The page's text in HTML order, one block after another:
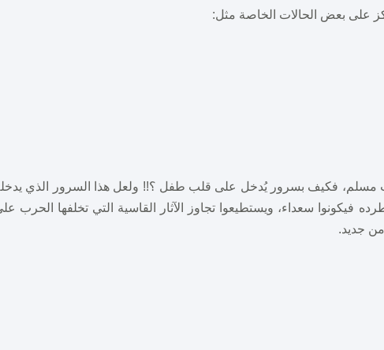
على بعض الحالات الخاصة مثل:
مسلم، فكيف بسرور يُدخل على قلب طفل ؟!! ولعل هذا السرور الذي
سعداء، ويستطيعوا تجاوز الآثار القاسية التي تخلفها الحرب
من جديد.